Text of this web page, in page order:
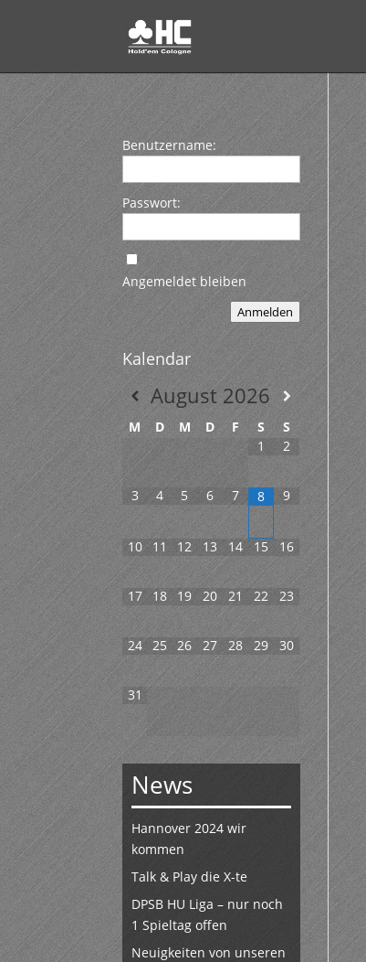
Benutzername:
Passwort:
Angemeldet bleiben
Anmelden
Kalendar
August 2026
M D M D F S
S
1
2
3 4 5 6 7 8 9
10 11 12 13 14 15 16
17 18 19 20 21 22 23
24 25 26 27 28 29 30
31
News
Hannover 2024 wir
kommen
Talk & Play die X-te
DPSB HU Liga – nur noch
1 Spieltag offen
Neuigkeiten von unseren